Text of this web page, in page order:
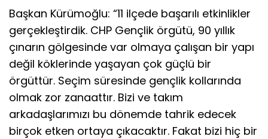
Başkan Kürümoğlu: “11 ilçede başarılı etkinlikler
gerçekleştirdik. CHP Gençlik örgütü, 90 yıllık
çınarın gölgesinde var olmaya çalışan bir yapı
değil köklerinde yaşayan çok güçlü bir
örgüttür. Seçim süresinde gençlik kollarında
olmak zor zanaattır. Bizi ve takım
arkadaşlarımızı bu dönemde tahrik edecek
birçok etken ortaya çıkacaktır. Fakat bizi hiç bir